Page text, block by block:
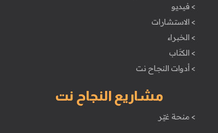
> فيديو
> الاستشارات
> الخبراء
> الكتَاب
> أدوات النجاح نت
مشاريع النجاح نت
> منحة غيّر